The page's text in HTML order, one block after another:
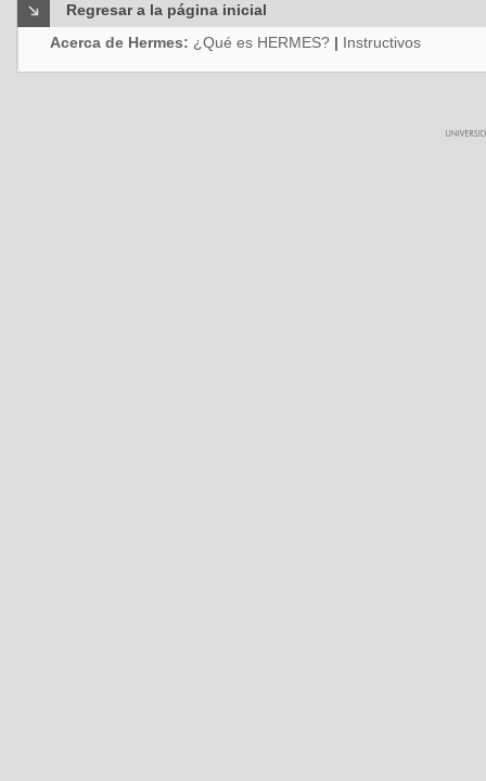
Regresar a la página inicial
Acerca de Hermes: ¿Qué es HERMES? | Instructivos